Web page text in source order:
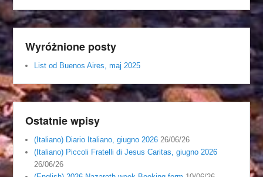
Wyróżnione posty
List od Buenos Aires, maj 2025
Ostatnie wpisy
(Italiano) Diario Italiano, giugno 2026 26/06/26
(Italiano) Piccoli Fratelli di Jesus Caritas, giugno 2026
26/06/26